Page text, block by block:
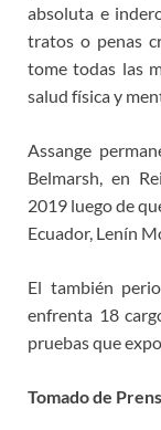
absoluta e
tratos o penas
tome todas las
salud física y
Assange
Belmarsh, en
2019 luego de
Ecuador, Lenín
El también
enfrenta 18
pruebas que
Tomado de